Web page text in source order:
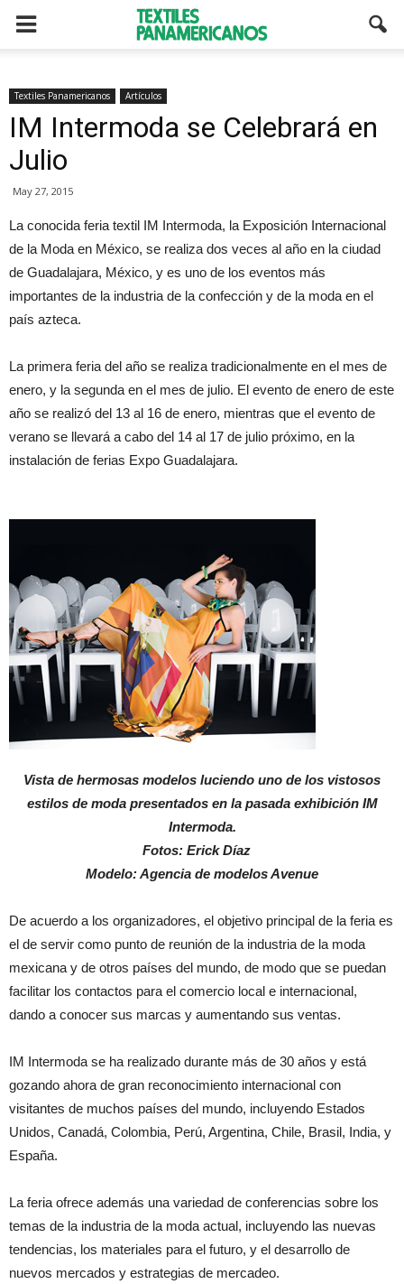
Textiles Panamericanos Artículos
IM Intermoda se Celebrará en
Julio
May 27, 2015
La conocida feria textil IM Intermoda, la Exposición Internacional
de la Moda en México, se realiza dos veces al año en la ciudad
de Guadalajara, México, y es uno de los eventos más
importantes de la industria de la confección y de la moda en el
país azteca.
La primera feria del año se realiza tradicionalmente en el mes de
enero, y la segunda en el mes de julio. El evento de enero de este
año se realizó del 13 al 16 de enero, mientras que el evento de
verano se llevará a cabo del 14 al 17 de julio próximo, en la
instalación de ferias Expo Guadalajara.
Vista de hermosas modelos luciendo uno de los vistosos
estilos de moda presentados en la pasada exhibición IM
Intermoda.
Fotos: Erick Díaz
Modelo: Agencia de modelos Avenue
De acuerdo a los organizadores, el objetivo principal de la feria es
el de servir como punto de reunión de la industria de la moda
mexicana y de otros países del mundo, de modo que se puedan
facilitar los contactos para el comercio local e internacional,
dando a conocer sus marcas y aumentando sus ventas.
IM Intermoda se ha realizado durante más de 30 años y está
gozando ahora de gran reconocimiento internacional con
visitantes de muchos países del mundo, incluyendo Estados
Unidos, Canadá, Colombia, Perú, Argentina, Chile, Brasil, India, y
España.
La feria ofrece además una variedad de conferencias sobre los
temas de la industria de la moda actual, incluyendo las nuevas
tendencias, los materiales para el futuro, y el desarrollo de
nuevos mercados y estrategias de mercadeo.